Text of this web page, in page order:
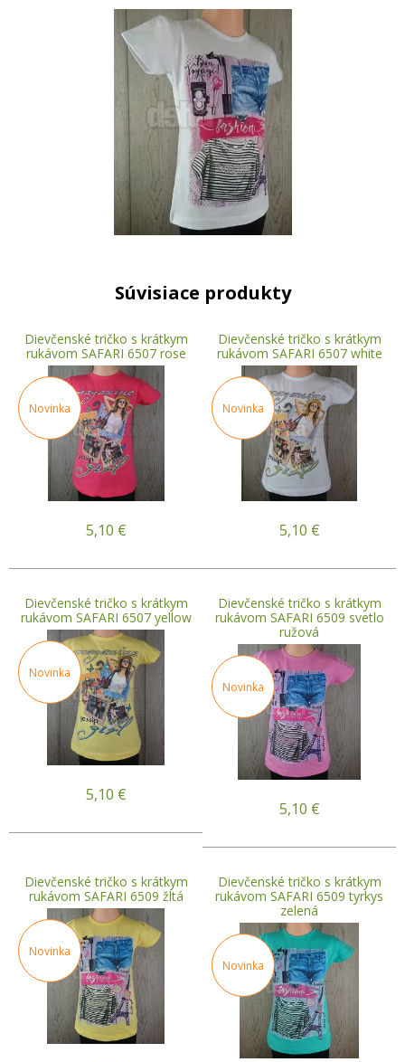
Súvisiace produkty
Dievčenské tričko s krátkym
rukávom SAFARI 6507 rose
Novinka
5,10 €
Dievčenské tričko s krátkym
rukávom SAFARI 6507 white
Novinka
5,10 €
Dievčenské tričko s krátkym
rukávom SAFARI 6507 yellow
Novinka
5,10 €
Dievčenské tričko s krátkym
rukávom SAFARI 6509 svetlo
ružová
Novinka
5,10 €
Dievčenské tričko s krátkym
rukávom SAFARI 6509 žltá
Novinka
Dievčenské tričko s krátkym
rukávom SAFARI 6509 tyrkys
zelená
Novinka